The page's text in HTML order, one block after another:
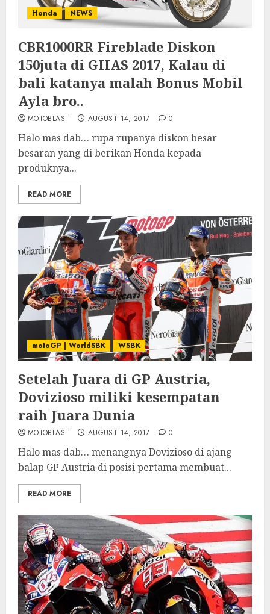
Honda NEWS
CBR1000RR Fireblade Diskon
150juta di GIIAS 2017, Kalau di
bali katanya malah Bonus Mobil
Ayla bro..
MOTOBLAST AUGUST 14, 2017 0
Halo mas dab… rupa rupanya diskon besar
besaran yang di berikan Honda kepada
produknya...
READ MORE
motoGP | WorldSBK WSBK
Setelah Juara di GP Austria,
Dovizioso miliki kesempatan
raih Juara Dunia
MOTOBLAST AUGUST 14, 2017 0
Halo mas dab… menangnya Dovizioso di ajang
balap GP Austria di posisi pertama membuat...
READ MORE